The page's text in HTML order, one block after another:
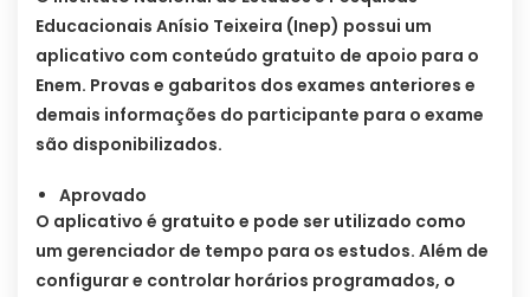
Educacionais Anísio Teixeira (Inep) possui um
aplicativo com conteúdo gratuito de apoio para o
Enem. Provas e gabaritos dos exames anteriores e
demais informações do participante para o exame
são disponibilizados.
Aprovado
O aplicativo é gratuito e pode ser utilizado como
um gerenciador de tempo para os estudos. Além de
configurar e controlar horários programados, o